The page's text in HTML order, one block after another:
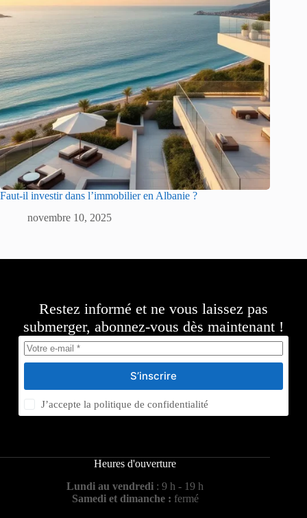
Faut-il investir dans l’immobilier en Albanie ?
novembre 10, 2025
Restez informé et ne vous laissez pas
submerger, abonnez-vous dès maintenant !
S’inscrire
J’accepte lapolitique de confidentialité
Heures d'ouverture
Lundi au vendredi : 9 h - 19 h
Samedi et dimanche : fermé